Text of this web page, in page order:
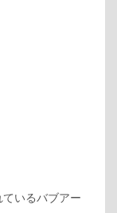
いるバブアー